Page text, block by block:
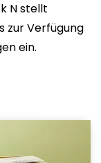
N stellt
zur Verfügung
ein.